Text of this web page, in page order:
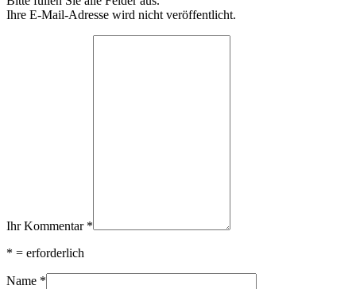
Ihre E-Mail-Adresse wird nicht veröffentlicht.
Ihr Kommentar *
* = erforderlich
Name *